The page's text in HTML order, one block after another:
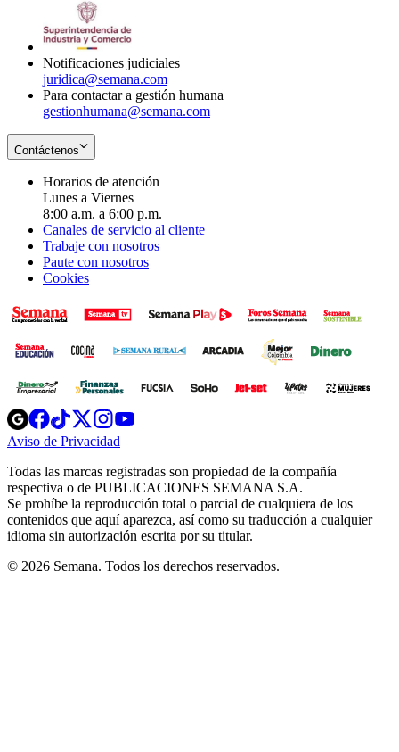
Notificaciones judiciales
juridica@semana.com
Para contactar a gestión humana
gestionhumana@semana.com
Contáctenos
Horarios de atención
Lunes a Viernes
8:00 a.m. a 6:00 p.m.
Canales de servicio al cliente
Trabaje con nosotros
Paute con nosotros
Cookies
Opens
in
new
Opens
in
new
Opens
in
new
window
Opens
new
windowwindow
Aviso de Privacidad
new
window
Todas las marcas registradas son propiedad de la compañía
respectiva o de PUBLICACIONES SEMANA S.A.
Se prohíbe la reproducción total o parcial de cualquiera de los
contenidos que aquí aparezca, así como su traducción a cualquier
idioma sin autorización escrita por su titular.
© 2026 Semana. Todos los derechos reservados.